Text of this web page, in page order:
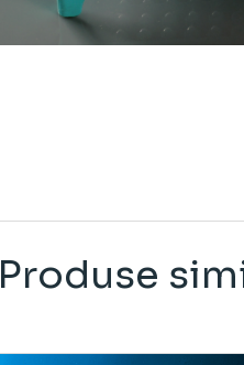
Produse